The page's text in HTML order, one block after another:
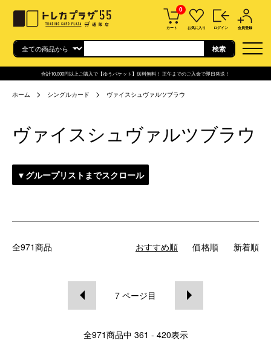
0
カート お気に入り ログイン 会員登録
合計10,000円以上ご購入で【ゆうパケット】送料無料！ 正午までのご入金で即日発送！
ホーム シングルカード ヴァイスシュヴァルツブラウ
ヴァイスシュヴァルツブラウ
▼グループリストまでスクロール
全971商品 おすすめ順 価格順 新着順
7 ページ目
全971商品中 361 - 420表示